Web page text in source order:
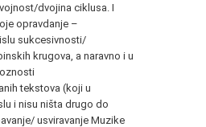
dvojina ciklusa. I
opravdanje –
sukcesivnosti/
krugova, a naravno i u
tekstova (koji u
i nisu ništa drugo do
usviravanje Muzike